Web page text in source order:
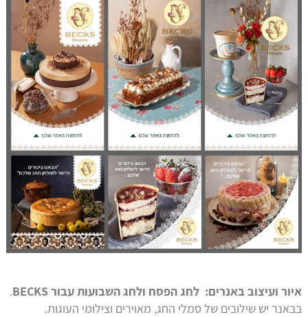
איור ועיצוב באנרים: לחג הפסח ולחג השבועות עבור BECKS
.
בבאנר יש שילובים של סמלי החג, מאוירים וצילומי העוגות.